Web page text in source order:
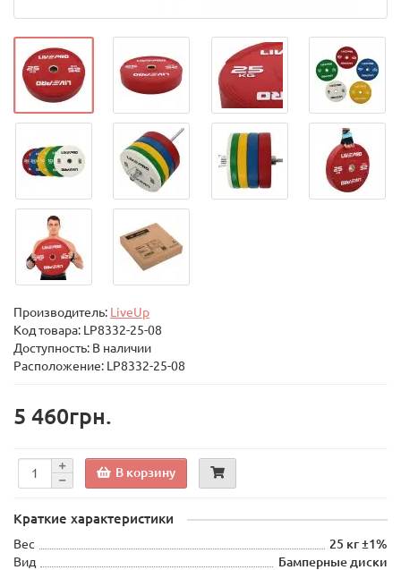
Производитель: LiveUp
Код товара: LP8332-25-08
Доступность: В наличии
Расположение: LP8332-25-08
5 460грн.
В корзину
Краткие характеристики
Вес
25 кг ±1%
Вид
Бамперные диски